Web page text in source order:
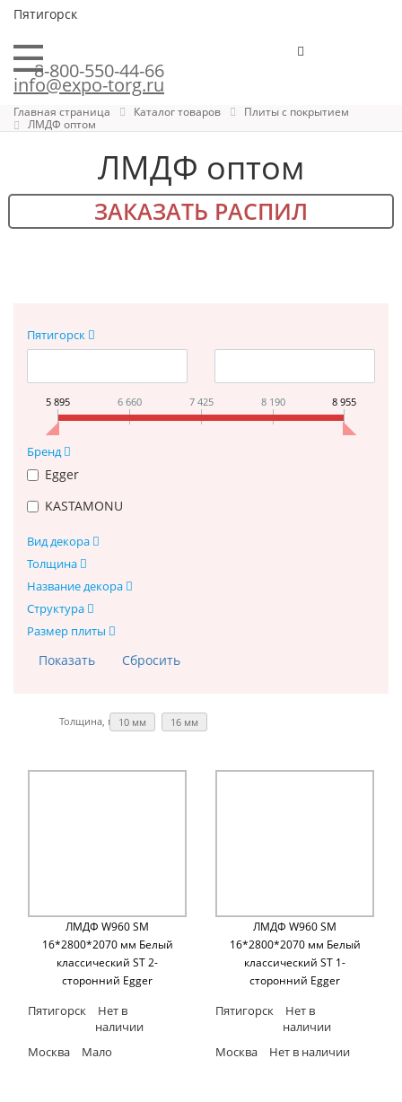
Пятигорск
8-800-550-44-66
info@expo-torg.ru
Главная страница Каталог товаров
Плиты с покрытием
ЛМДФ оптом
ЛМДФ оптом
ЗАКАЗАТЬ РАСПИЛ
Пятигорск
5 895 6 660 7 425 8 190 8 955
Бренд
Egger
KASTAMONU
Вид декора
Толщина
Название декора
Структура
Размер плиты
Толщина, мм:10 мм 16 мм
ЛМДФ W960 SM
16*2800*2070 мм Белый
классический ST 2-
сторонний Egger
Пятигорск
Нет в
наличии
Москва
Мало
ЛМДФ W960 SM
16*2800*2070 мм Белый
классический ST 1-
сторонний Egger
Пятигорск
Нет в
наличии
Москва
Нет в наличии